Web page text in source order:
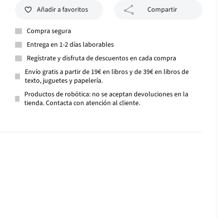
Añadir a favoritos Compartir
Compra segura
Entrega en 1-2 días laborables
Regístrate y disfruta de descuentos en cada compra
Envío gratis a partir de 19€ en libros y de 39€ en libros de
texto, juguetes y papelería.
Productos de robótica: no se aceptan devoluciones en la
tienda. Contacta con atención al cliente.